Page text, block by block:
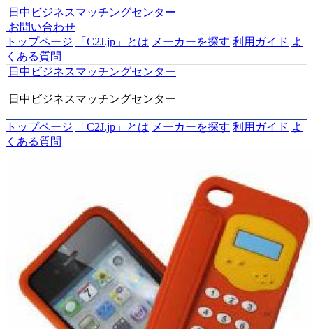
日中ビジネスマッチングセンター
お問い合わせ
トップページ
「C2J.jp」とは メーカーを探す 利用ガイド よ
くある質問
日中ビジネスマッチングセンター
日中ビジネスマッチングセンター
トップページ 「C2J.jp」とは メーカーを探す 利用ガイド よ
くある質問